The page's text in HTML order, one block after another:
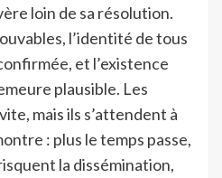
loin de sa résolution.
l’identité de tous
et l’existence
plausible. Les
mais ils s’attendent à
: plus le temps passe,
la dissémination,